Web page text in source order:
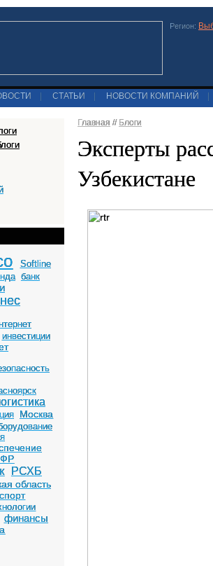
Регион:
СТАТЬИ НОВОСТИ КОМПАНИЙ
Softline
банк
инвестиции
Москва
РСХБ
область
спорт
финансы
Главная // Блоги
Эксперты
Узбекистане